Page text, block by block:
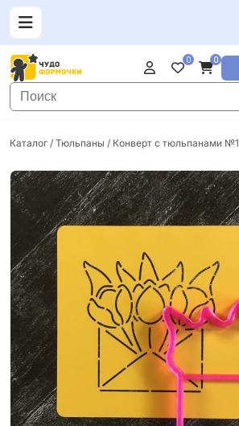
0 0
Каталог / Тюльпаны / Конверт с тюльпанами №1